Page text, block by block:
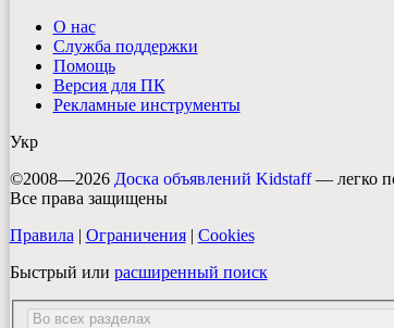
О нас
Служба поддержки
Помощь
Версия для ПК
Рекламные инструменты
Укр
©2008—2026 Доска объявлений Kidstaff— легко
Все права защищены
Правила | Ограничения| Cookies
Быстрый или расширенный поиск